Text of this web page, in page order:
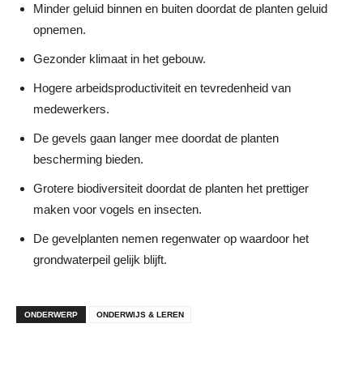
Minder geluid binnen en buiten doordat de planten geluid
opnemen.
Gezonder klimaat in het gebouw.
Hogere arbeidsproductiviteit en tevredenheid van
medewerkers.
De gevels gaan langer mee doordat de planten
bescherming bieden.
Grotere biodiversiteit doordat de planten het prettiger
maken voor vogels en insecten.
De gevelplanten nemen regenwater op waardoor het
grondwaterpeil gelijk blijft.
ONDERWERP ONDERWIJS & LEREN